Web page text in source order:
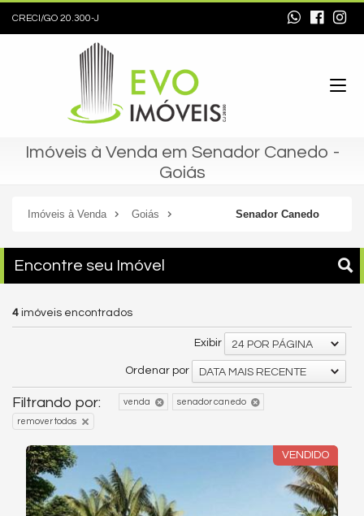
CRECI/GO 20.300-J
Imóveis à Venda em Senador Canedo -
Goiás
Imóveis à Venda Goiás Senador Canedo
Encontre seu Imóvel
4 imóveis encontrados
Exibir 24 POR PÁGINA
Ordenar por DATA MAIS RECENTE
Filtrando por: venda senador canedo
remover todos
VENDIDO